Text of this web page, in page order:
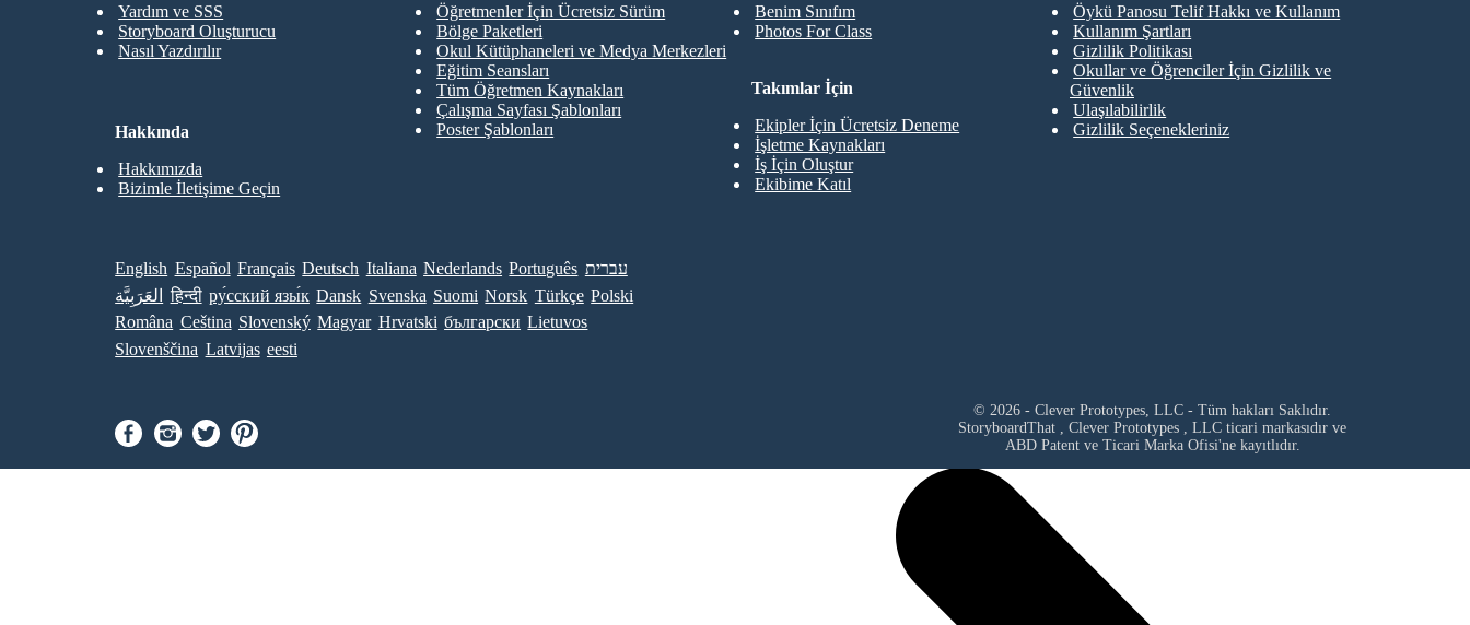
Yardım ve SSS
Storyboard Oluşturucu
Nasıl Yazdırılır
Benim Sınıfım
Photos For Class
Öğretmenler İçin Ücretsiz Sürüm
Bölge Paketleri
Okul Kütüphaneleri ve Medya Merkezleri
Eğitim Seansları
Tüm Öğretmen Kaynakları
Çalışma Sayfası Şablonları
Poster Şablonları
Takımlar İçin
Ekipler İçin Ücretsiz Deneme
İşletme Kaynakları
İş İçin Oluştur
Ekibime Katıl
Hakkında
Hakkımızda
Bizimle İletişime Geçin
Öykü Panosu Telif Hakkı ve Kullanım
Kullanım Şartları
Gizlilik Politikası
Okullar ve Öğrenciler İçin Gizlilik ve
Güvenlik
Ulaşılabilirlik
Gizlilik Seçenekleriniz
English Español Français Deutsch Italiana Nederlands Português עברית
العَرَبِيَّة
हिन्दी ру́сский язы́к Dansk Svenska Suomi Norsk Türkçe Polski
Româna Ceština Slovenský Magyar Hrvatski български Lietuvos
Slovenščina Latvijas eesti
© 2026 - Clever Prototypes, LLC - Tüm hakları Saklıdır.
StoryboardThat , Clever Prototypes , LLC ticari markasıdır ve
ABD Patent ve Ticari Marka Ofisi'ne kayıtlıdır.